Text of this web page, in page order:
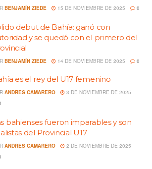
BENJAMÍN ZIEDE 15 DE NOVIEMBRE DE 2025 0
debut de Bahía: ganó con
y se quedó con el primero del
BENJAMÍN ZIEDE 14 DE NOVIEMBRE DE 2025 0
es el rey del U17 femenino
ANDRES CAMARERO
3 DE NOVIEMBRE DE 2025
bahienses fueron imparables y son
del Provincial U17
ANDRES CAMARERO
2 DE NOVIEMBRE DE 2025